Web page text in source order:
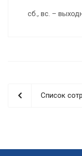
сб., вс. –
Список